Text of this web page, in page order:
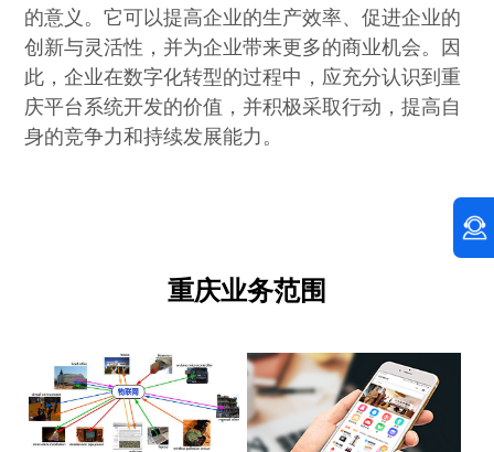
的意义。它可以提高企业的生产效率、促进企业的
创新与灵活性，并为企业带来更多的商业机会。因
此，企业在数字化转型的过程中，应充分认识到重
庆平台系统开发的价值，并积极采取行动，提高自
身的竞争力和持续发展能力。
重庆业务范围